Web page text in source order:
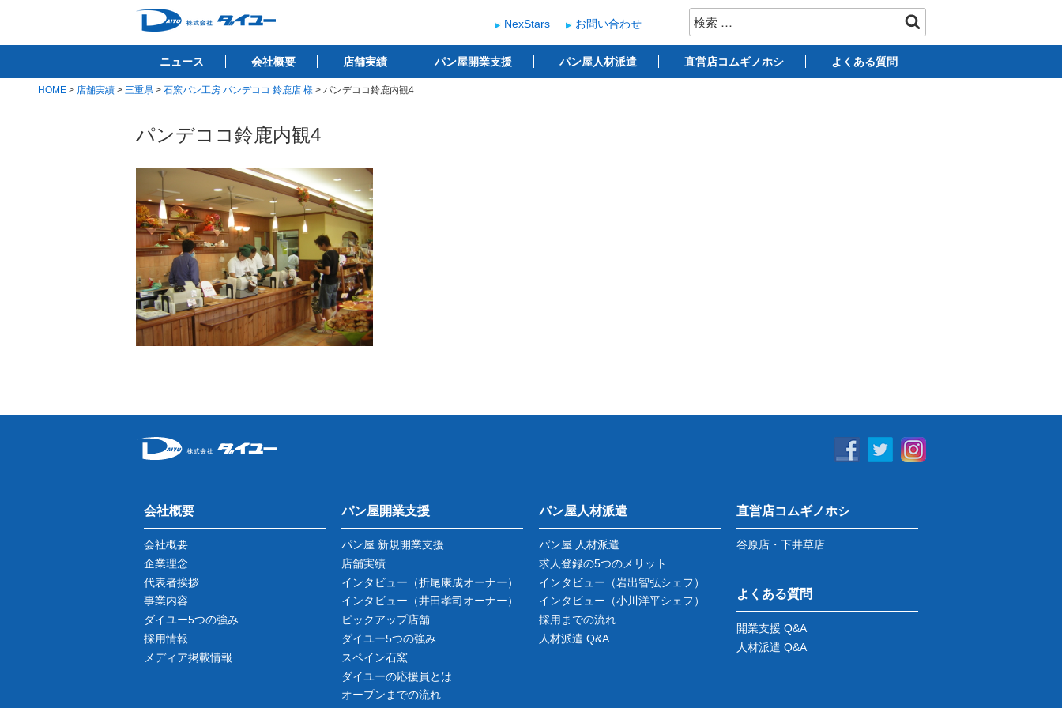
テ
株式会社ダイユー
1200件以上の開業サポート実績！！ ベーカリー開業支援
検
索:
NexStars お問い合わせ
ニュース 会社概要 店舗実績 パン屋開業支援 パン屋人材派遣 直営店コムギノホシ よくある質問
HOME > 店舗実績 > 三重県 > 石窯パン工房 パンデココ 鈴鹿店 様 > パンデココ鈴鹿内観4
パンデココ鈴鹿内観4
会社概要
会社概要
企業理念
代表者挨拶
事業内容
ダイユー5つの強み
採用情報
メディア掲載情報
パン屋開業支援
パン屋 新規開業支援
店舗実績
インタビュー （折尾康成オーナー）
インタビュー （井田孝司オーナー）
ピックアップ店舗
ダイユー5つの強み
スペイン石窯
ダイユーの応援員とは
オープンまでの流れ
パン屋人材派遣
パン屋 人材派遣
求人登録の5つのメリット
インタビュー （岩出智弘シェフ）
インタビュー （小川洋平シェフ）
採用までの流れ
人材派遣 Q&A
直営店コムギノホシ
谷原店・下井草店
よくある質問
開業支援 Q&A
人材派遣 Q&A